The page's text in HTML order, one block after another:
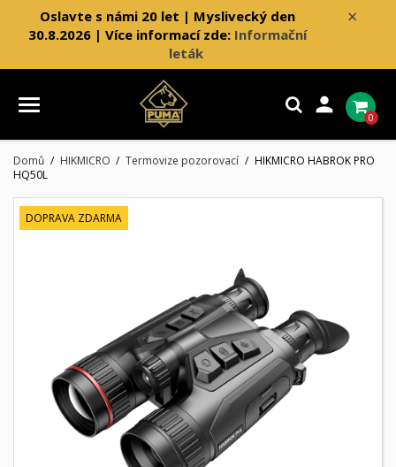
×
Oslavte s námi 20 let | Myslivecký den
30.8.2026 | Více informací zde: Informační
leták

0
Domů HIKMICRO Termovize pozorovací
HIKMICRO HABROK PRO
HQ50L
DOPRAVA ZDARMA